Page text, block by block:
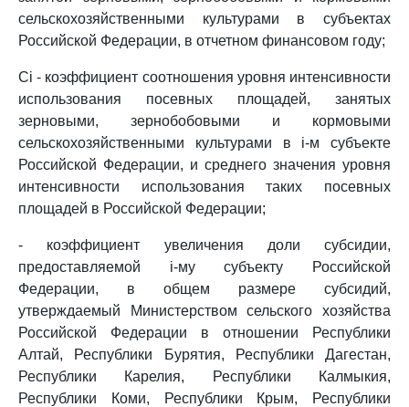
сельскохозяйственными культурами в субъектах
Российской Федерации, в отчетном финансовом году;
Ci - коэффициент соотношения уровня интенсивности
использования посевных площадей, занятых
зерновыми, зернобобовыми и кормовыми
сельскохозяйственными культурами в i-м субъекте
Российской Федерации, и среднего значения уровня
интенсивности использования таких посевных
площадей в Российской Федерации;
- коэффициент увеличения доли субсидии,
предоставляемой i-му субъекту Российской
Федерации, в общем размере субсидий,
утверждаемый Министерством сельского хозяйства
Российской Федерации в отношении Республики
Алтай, Республики Бурятия, Республики Дагестан,
Республики Карелия, Республики Калмыкия,
Республики Коми, Республики Крым, Республики